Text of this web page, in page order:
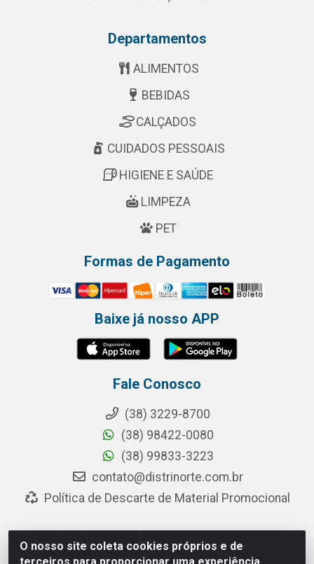
O nosso site coleta cookies próprios e de
Departamentos
ALIMENTOS
BEBIDAS
CALÇADOS
CUIDADOS PESSOAIS
HIGIENE E SAÚDE
LIMPEZA
PET
Formas de Pagamento
Baixe já nosso APP
Fale Conosco
(38) 3229-8700
(38) 98422-0080
(38) 99833-3223
contato@distrinorte.com.br
Política de Descarte de Material Promocional
Distrinorte Distribuidora de Alimentos - Avenida Pedro